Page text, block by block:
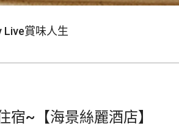
Live賞味人生
宿~【海景絲麗酒店】